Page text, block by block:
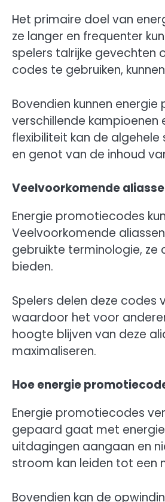
Het primaire doel van
ze langer en frequenter
spelers talrijke gevechten
codes te gebruiken,
Bovendien kunnen
verschillende kampioenen
flexibiliteit kan de
en genot van de inhoud
Veelvoorkomende
Energie promotiecodes
Veelvoorkomende
gebruikte terminologie, ze
bieden.
Spelers delen deze
waardoor het voor
hoogte blijven van deze
maximaliseren.
Hoe energie
Energie promotiecodes
gepaard gaat met energie
uitdagingen aangaan en
stroom kan leiden tot een
Bovendien kan de